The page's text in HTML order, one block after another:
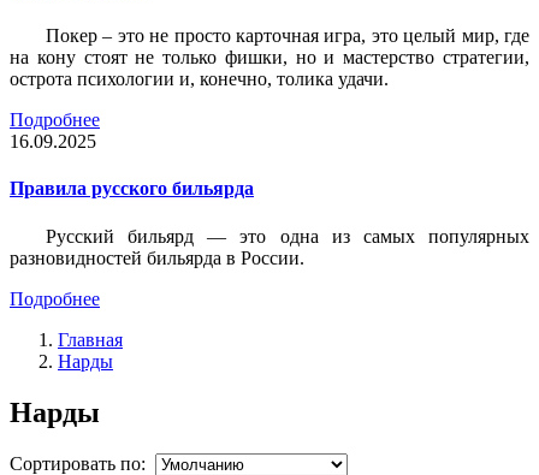
Покер – это не просто карточная игра, это целый мир, где
на кону стоят не только фишки, но и мастерство стратегии,
острота психологии и, конечно, толика удачи.
Подробнее
16.09.2025
Правила русского бильярда
Русский бильярд — это одна из самых популярных
разновидностей бильярда в России.
Подробнее
Главная
Нарды
Нарды
Сортировать по: